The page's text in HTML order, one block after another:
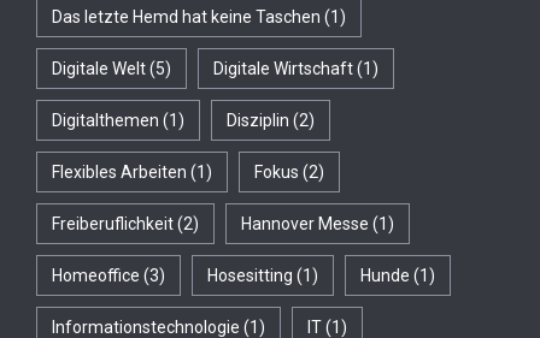
Das letzte Hemd hat keine Taschen (1)
Digitale Welt(5) Digitale Wirtschaft(1)
Digitalthemen (1) Disziplin (2)
Flexibles Arbeiten (1) Fokus (2)
Freiberuflichkeit(2) Hannover Messe (1)
Homeoffice (3) Hosesitting (1) Hunde (1)
Informationstechnologie (1) IT(1)